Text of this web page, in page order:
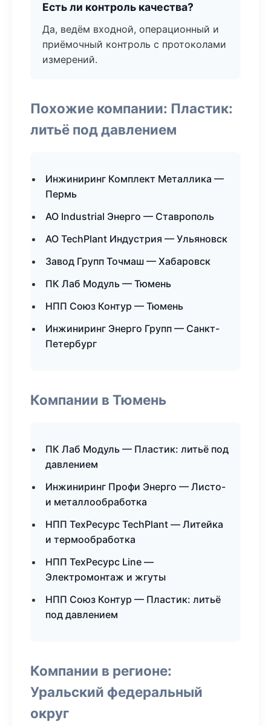
Есть ли контроль качества?
Да, ведём входной, операционный и
приёмочный контроль с протоколами
измерений.
Похожие компании: Пластик:
литьё под давлением
Инжиниринг Комплект Металлика —
Пермь
АО Industrial Энерго — Ставрополь
АО TechPlant Индустрия — Ульяновск
Завод Групп Точмаш — Хабаровск
ПК Лаб Модуль — Тюмень
НПП Союз Контур — Тюмень
Инжиниринг Энерго Групп — Санкт-
Петербург
Компании в Тюмень
ПК Лаб Модуль — Пластик: литьё под
давлением
Инжиниринг Профи Энерго — Листо-
и металлообработка
НПП ТехРесурс TechPlant — Литейка
и термообработка
НПП ТехРесурс Line —
Электромонтаж и жгуты
НПП Союз Контур — Пластик: литьё
под давлением
Компании в регионе:
Уральский федеральный
округ